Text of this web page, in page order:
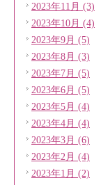
2023年11月 (3)
2023年10月 (4)
2023年9月 (5)
2023年8月 (3)
2023年7月 (5)
2023年6月 (5)
2023年5月 (4)
2023年4月 (4)
2023年3月 (6)
2023年2月 (4)
2023年1月 (2)